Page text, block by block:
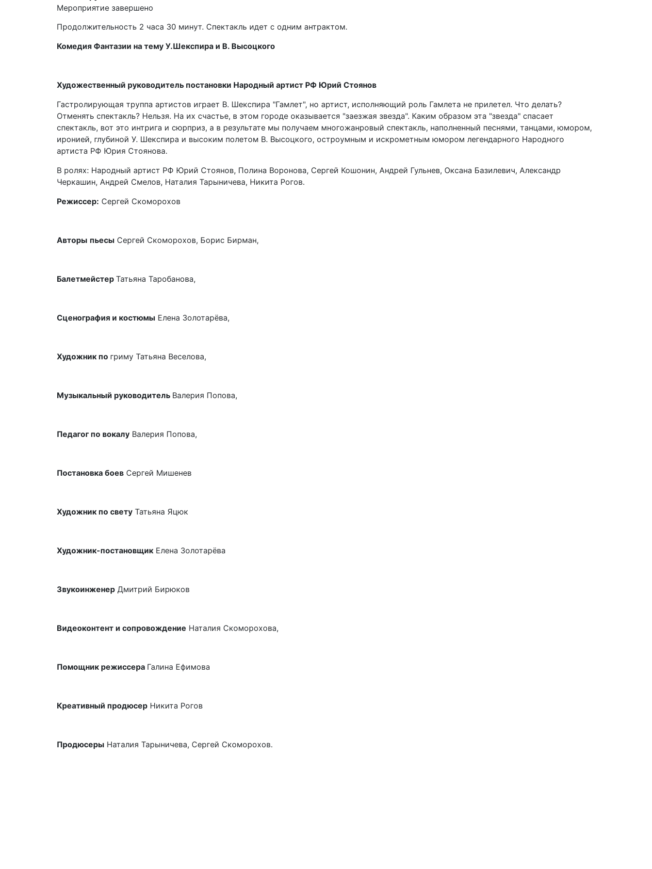
Мероприятие завершено
Продолжительность 2 часа 30 минут. Спектакль идет с одним антрактом.
Комедия Фантазии на тему У.Шекспира и В. Высоцкого
Художественный руководитель постановки Народный артист РФ Юрий Стоянов
Гастролирующая труппа артистов играет В. Шекспира "Гамлет", но артист, исполняющий роль Гамлета не прилетел. Что делать?
Отменять спектакль? Нельзя. На их счастье, в этом городе оказывается "заезжая звезда". Каким образом эта "звезда" спасает
спектакль, вот это интрига и сюрприз, а в результате мы получаем многожанровый спектакль, наполненный песнями, танцами, юмором,
иронией, глубиной У. Шекспира и высоким полетом В. Высоцкого, остроумным и искрометным юмором легендарного Народного
артиста РФ Юрия Стоянова.
В ролях: Народный артист РФ Юрий Стоянов, Полина Воронова, Сергей Кошонин, Андрей Гульнев, Оксана Базилевич, Александр
Черкашин, Андрей Смелов, Наталия Тарыничева, Никита Рогов.
Режиссер: Сергей Скоморохов
Авторы пьесы Сергей Скоморохов, Борис Бирман,
Балетмейстер Татьяна Таробанова,
Сценография и костюмы Елена Золотарёва,
Художник по гриму Татьяна Веселова,
Музыкальный руководитель Валерия Попова,
Педагог по вокалу Валерия Попова,
Постановка боев Сергей Мишенев
Художник по свету Татьяна Яцюк
Художник-постановщик Елена Золотарёва
Звукоинженер Дмитрий Бирюков
Видеоконтент и сопровождение Наталия Скоморохова,
Помощник режиссера Галина Ефимова
Креативный продюсер Никита Рогов
Продюсеры Наталия Тарыничева, Сергей Скоморохов.